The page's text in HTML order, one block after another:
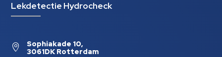
Lekdetectie Hydrocheck

Sophiakade 10,
3061DK Rotterdam